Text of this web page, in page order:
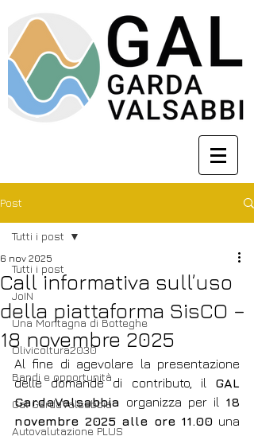
Post
Tutti i post
JoIN
Una Montagna di Botteghe
Olivicoltura2030
Bandi e opportunità
Gal GardaValsabbia
Autovalutazione PLUS
Tutti i post
Call informativa sull’uso
della piattaforma SisCO –
18 novembre 2025
6 nov 2025
Al fine di agevolare la presentazione
delle domande di contributo, il GAL
GardaValsabbia
organizza per il 18
novembre 2025 alle ore 11.00